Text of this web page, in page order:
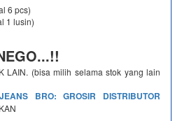
6 pcs)
1 lusin)
LAIN. (bisa milih selama stok yang lain
JEANS BRO: GROSIR DISTRIBUTOR